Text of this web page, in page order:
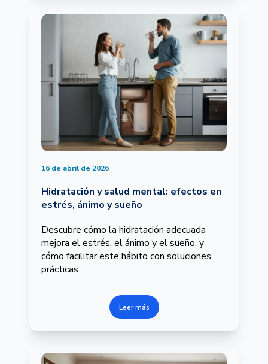
16 de abril de 2026
Hidratación y salud mental: efectos en
estrés, ánimo y sueño
Descubre cómo la hidratación adecuada
mejora el estrés, el ánimo y el sueño, y
cómo facilitar este hábito con soluciones
prácticas.
Leer más